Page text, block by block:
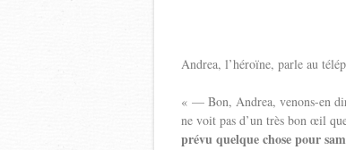
Andrea, l’héroïne, parle au
« — Bon, Andrea, venons-en
ne voit pas d’un très bon œil
prévu quelque chose pour